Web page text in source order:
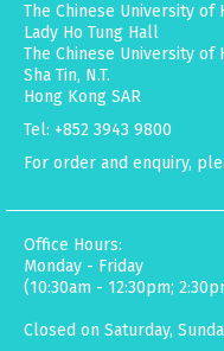
The Chinese University of
Lady Ho Tung Hall
The Chinese University of
Sha Tin, N.T.
Hong Kong SAR
Tel: +852 3943 9800
For order and enquiry,
Office Hours:
Monday - Friday
(10:30am - 12:30pm;
Closed on Saturday,